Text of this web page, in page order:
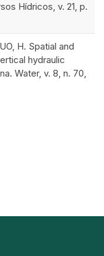
Hídricos, v. 21, p.
H. Spatial and
hydraulic
Water, v. 8, n. 70,